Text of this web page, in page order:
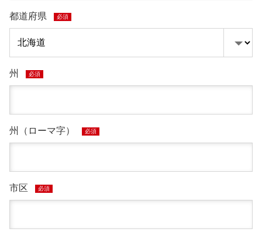
都道府県 必須
州 必須
州（ローマ字） 必須
市区 必須